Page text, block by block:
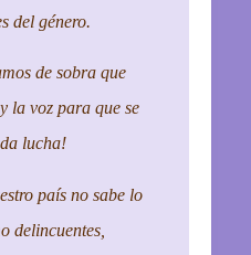
del género.
de sobra que
la voz para que se
lucha!
país no sabe lo
delincuentes,